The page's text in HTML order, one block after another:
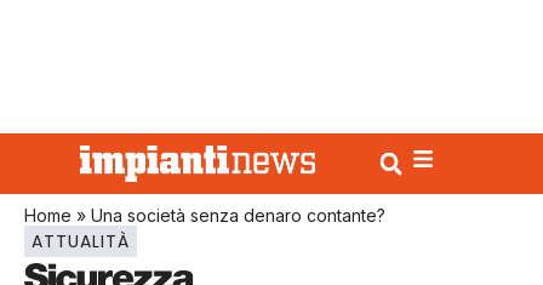
Home » Una società senza denaro contante?
ATTUALITÀ